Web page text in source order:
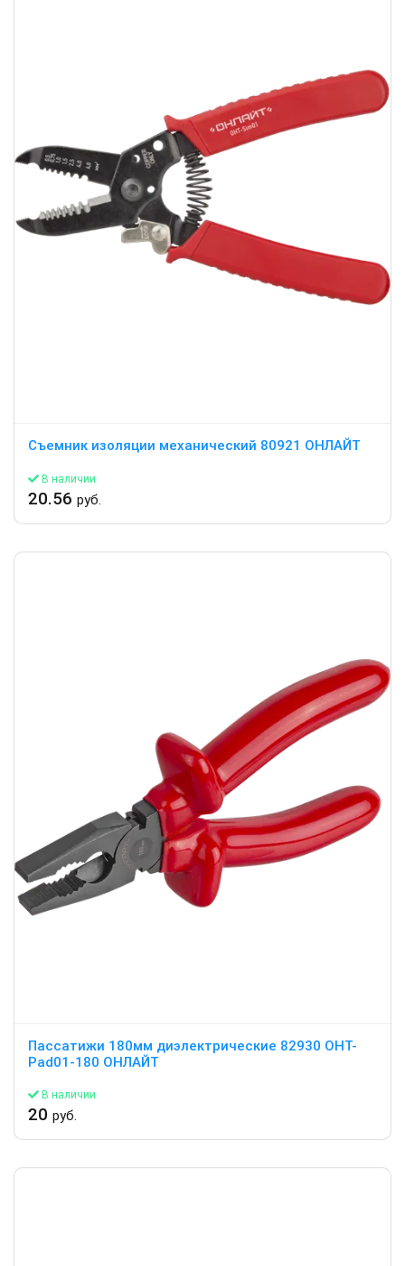
Съемник изоляции механический 80921 ОНЛАЙТ
В наличии
20.56 руб.
Пассатижи 180мм диэлектрические 82930 OHT-
Pad01-180 ОНЛАЙТ
В наличии
20 руб.